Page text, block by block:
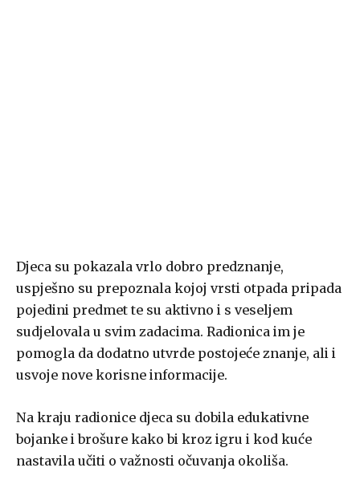
Djeca su pokazala vrlo dobro predznanje,
uspješno su prepoznala kojoj vrsti otpada pripada
pojedini predmet te su aktivno i s veseljem
sudjelovala u svim zadacima. Radionica im je
pomogla da dodatno utvrde postojeće znanje, ali i
usvoje nove korisne informacije.
Na kraju radionice djeca su dobila edukativne
bojanke i brošure kako bi kroz igru i kod kuće
nastavila učiti o važnosti očuvanja okoliša.